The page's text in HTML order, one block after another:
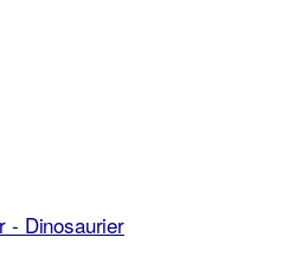
- Dinosaurier